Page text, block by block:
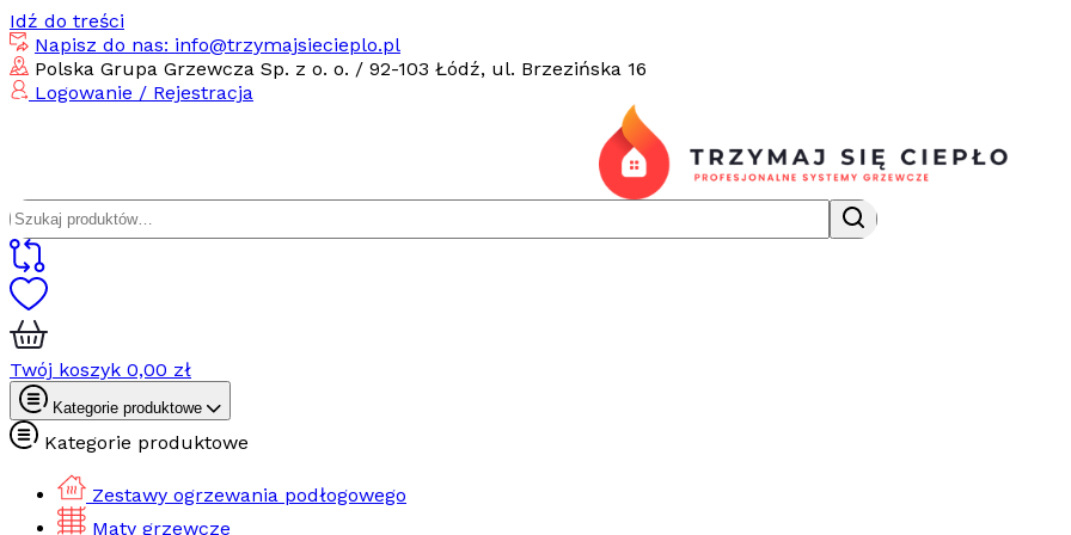
Idź do treści
Napisz do nas: info@trzymajsiecieplo.pl
Polska Grupa Grzewcza Sp. z o. o. / 92-103 Łódź, ul. Brzezińska 16
Logowanie / Rejestracja
Szukaj:
Twój koszyk 0,00 zł
Kategorie produktowe
Kategorie produktowe
Zestawy ogrzewania podłogowego
Maty grzewcze